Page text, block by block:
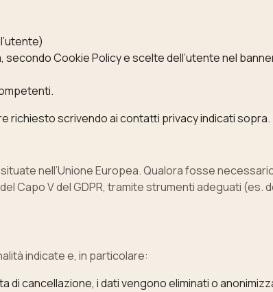
Cookie Policy e scelte dell’utente nel
richiesto scrivendo ai contatti privacy indicati sopra.
nell’Unione Europea. Qualora fosse
Capo V del GDPR, tramite strumenti adeguati (es.
indicate e, in particolare:
di cancellazione, i dati vengono eliminati o